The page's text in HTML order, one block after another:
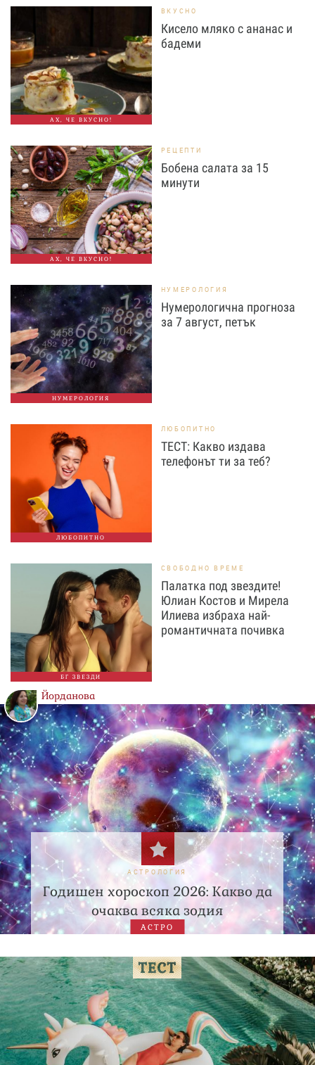
АХ, ЧЕ ВКУСНО!
ВКУСНО
Кисело мляко с ананас и
бадеми
АХ, ЧЕ ВКУСНО!
РЕЦЕПТИ
Бобена салата за 15
минути
НУМЕРОЛОГИЯ
НУМЕРОЛОГИЯ
Нумерологична прогноза
за 7 август, петък
ЛЮБОПИТНО
ЛЮБОПИТНО
ТЕСТ: Какво издава
телефонът ти за теб?
БГ ЗВЕЗДИ
СВОБОДНО ВРЕМЕ
Палатка под звездите!
Юлиан Костов и Мирела
Илиева избраха най-
романтичната почивка
Йорданова
АСТРОЛОГИЯ
Годишен хороскоп 2026: Какво да
очаква всяка зодия
АСТРО